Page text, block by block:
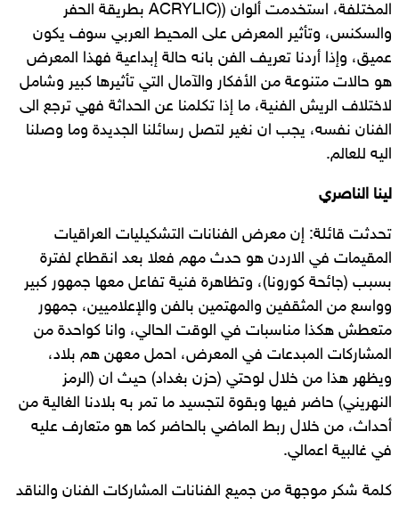
المختلفة، استخدمت ألوان ((ACRYLIC بطريقة الحفر
والسكنس، وتأثير المعرض على المحيط العربي سوف يكون
عميق، وإذا أردنا تعريف الفن بانه حالة إبداعية فهذا المعرض
هو حالات متنوعة من الأفكار والآمال التي تأثيرها كبير وشامل
لاختلاف الريش الفنية، ما إذا تكلمنا عن الحداثة فهي ترجع الى
الفنان نفسه، يجب ان نغير لتصل رسائلنا الجديدة وما وصلنا
اليه للعالم.
لينا الناصري
تحدثت قائلة: إن معرض الفنانات التشكيليات العراقيات
المقيمات في الاردن هو حدث مهم فعلا بعد انقطاع لفترة
بسبب (جائحة كورونا)، وتظاهرة فنية تفاعل معها جمهور كبير
وواسع من المثقفين والمهتمين بالفن والإعلاميين، جمهور
متعطش هكذا مناسبات في الوقت الحالي، وانا كواحدة من
المشاركات المبدعات في المعرض، احمل معهن هم بلاد،
ويظهر هذا من خلال لوحتي (حزن بغداد) حيث ان (الرمز
النهريني) حاضر فيها وبقوة لتجسيد ما تمر به بلادنا الغالية من
أحداث، من خلال ربط الماضي بالحاضر كما هو متعارف عليه
في غالبية اعمالي.
كلمة شكر موجهة من جميع الفنانات المشاركات الفنان والناقد